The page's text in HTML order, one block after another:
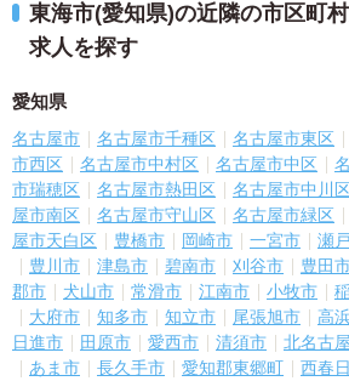
東海市(愛知県)の近隣の市区町
求人を探す
愛知県
名古屋市 名古屋市千種区 名古屋市東区
市西区
名古屋市中村区 名古屋市中区
市瑞穂区
名古屋市熱田区 名古屋市中川
屋市南区
名古屋市守山区 名古屋市緑区
屋市天白区
豊橋市 岡崎市 一宮市 瀬
豊川市
津島市 碧南市 刈谷市 豊田
郡市
犬山市 常滑市 江南市 小牧市
大府市
知多市 知立市 尾張旭市 高
日進市
田原市 愛西市 清須市 北名古
あま市
長久手市 愛知郡東郷町 西春